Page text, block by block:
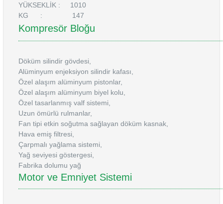
YÜKSEKLİK : 1010
KG : 147
Kompresör Bloğu
Döküm silindir gövdesi,
Alüminyum enjeksiyon silindir kafası,
Özel alaşım alüminyum pistonlar,
Özel alaşım alüminyum biyel kolu,
Özel tasarlanmış valf sistemi,
Uzun ömürlü rulmanlar,
Fan tipi etkin soğutma sağlayan döküm kasnak,
Hava emiş filtresi,
Çarpmalı yağlama sistemi,
Yağ seviyesi göstergesi,
Fabrika dolumu yağ
Motor ve Emniyet Sistemi